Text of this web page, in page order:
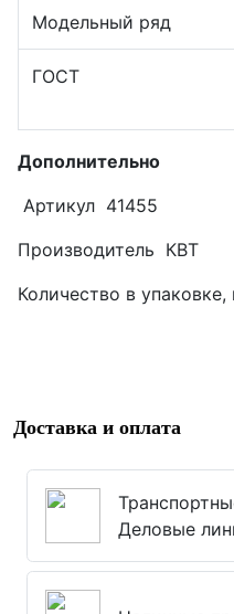
Модельный ряд
ГОСТ
Дополнительно
Артикул 41455
Производитель КВТ
Количество в
Доставка и оплата
Деловые